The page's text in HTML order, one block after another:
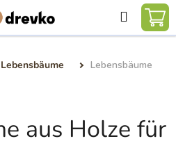
Suchen
Lebensbäume
Lebensbäume
aus Holze für